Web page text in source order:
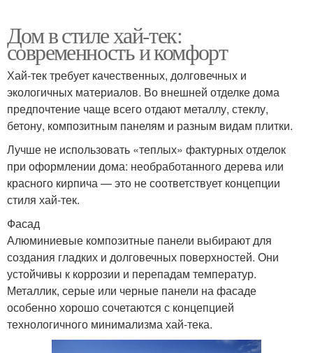
Дом в стиле хай-тек:
современность и комфорт
Хай-тек требует качественных, долговечных и
экологичных материалов. Во внешней отделке дома
предпочтение чаще всего отдают металлу, стеклу,
бетону, композитным панелям и разным видам плитки.
Лучше не использовать «теплых» фактурных отделок
при оформлении дома: необработанного дерева или
красного кирпича — это не соответствует концепции
стиля хай-тек.
Фасад
Алюминиевые композитные панели выбирают для
создания гладких и долговечных поверхностей. Они
устойчивы к коррозии и перепадам температур.
Металлик, серые или черные панели на фасаде
особенно хорошо сочетаются с концепцией
технологичного минимализма хай-тека.